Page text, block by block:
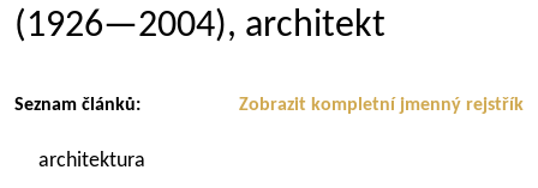
(1926—2004), architekt
Zobrazit kompletní jmenný rejstřík
Seznam článků:
architektura